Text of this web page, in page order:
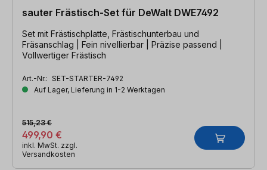
sauter Frästisch-Set für DeWalt DWE7492
Set mit Frästischplatte, Frästischunterbau und
Fräsanschlag | Fein nivellierbar | Präzise passend |
Vollwertiger Frästisch
Art.-Nr.: SET-STARTER-7492
Auf Lager, Lieferung in 1-2 Werktagen
499,90 €
515,23 €
inkl. MwSt. zzgl.
Versandkosten